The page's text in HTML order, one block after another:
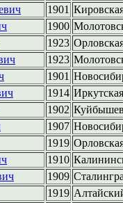
1901
1900
1923
1923
1901
1914 Иркутская
1902
1907
1919
1910
1909
1919